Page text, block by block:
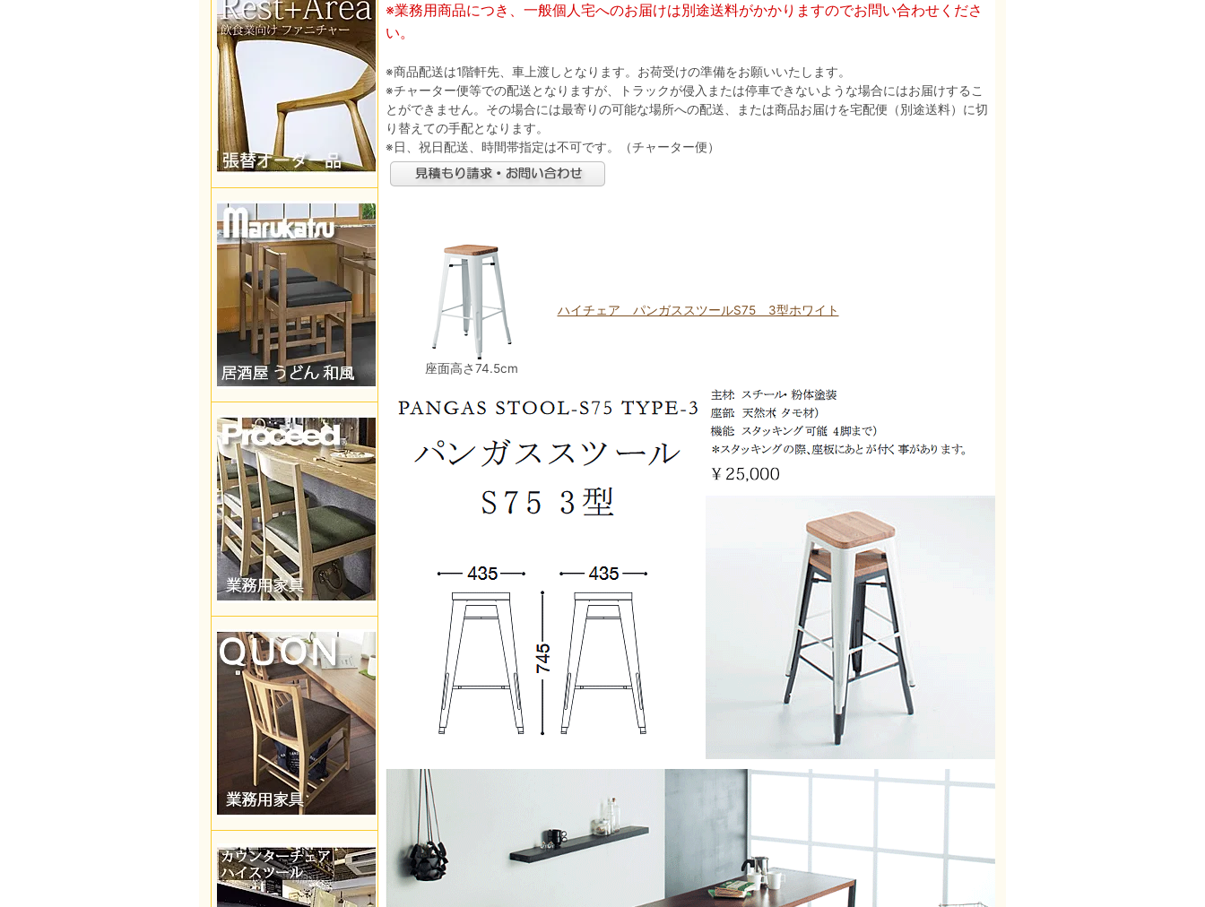
※業務用商品につき、一般個人宅へのお届けは別途送料がかかりますのでお問い合わせくださ
い。
※商品配送は1階軒先、車上渡しとなります。お荷受けの準備をお願いいたします。
※チャーター便等での配送となりますが、トラックが侵入または停車できないような場合にはお届けするこ
とができません。その場合には最寄りの可能な場所への配送、または商品お届けを宅配便（別途送料）に切
り替えての手配となります。
※日、祝日配送、時間帯指定は不可です。（チャーター便）
座面高さ74.5cm
ハイチェア パンガススツールS75 3型ホワイト